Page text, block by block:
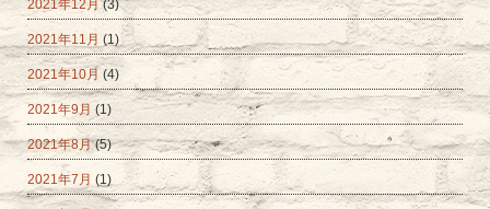
2021年12月 (3)
2021年11月 (1)
2021年10月 (4)
2021年9月 (1)
2021年8月(5)
2021年7月 (1)